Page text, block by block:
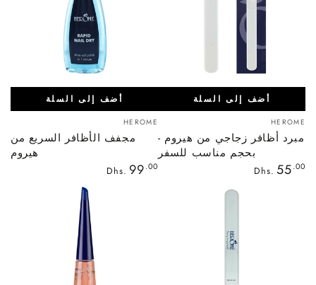
بائع:
HEROME
مبرد أظافر زجاجي من هيروم -
بحجم مناسب للسفر
Dhs. 55.00
أضف إلى السلة
بائع:
HEROME
مجفف الأظافر السريع من
هيروم
Dhs. 99.00
أضف إلى السلة